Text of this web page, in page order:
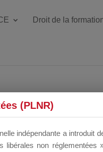
Droit de la
(PLNR)
indépendante a introduit
libérales non réglementées